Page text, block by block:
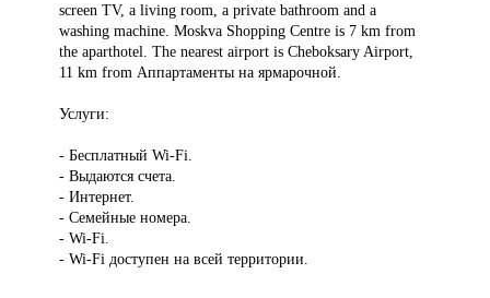
screen TV, a living room, a private bathroom and a
washing machine. Moskva Shopping Centre is 7 km from
the aparthotel. The nearest airport is Cheboksary Airport,
11 km from Аппартаменты на ярмарочной.
Услуги:
- Бесплатный Wi-Fi.
- Выдаются счета.
- Интернет.
- Семейные номера.
- Wi-Fi.
- Wi-Fi доступен на всей территории.